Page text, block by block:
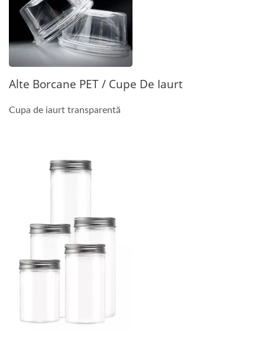
Alte Borcane PET / Cupe De Iaurt
Cupa de iaurt transparentă